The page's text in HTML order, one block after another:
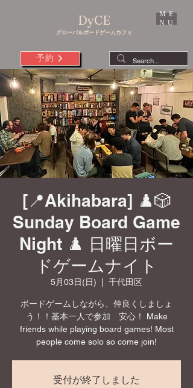
DyCE
グローバルボードゲームカフェ
予約
ME
NU
[📍Akihabara] ♟️🎲
Sunday Board Game
Night ♟️ 日曜日ボー
ドゲームナイト
5月03日(日) 千代田区
ボードゲームしながら、仲良くしましょ
う！！基本一人で参加 安心！ Make
friends while playing board games! Most
people come solo so come join!
受付が終了しました